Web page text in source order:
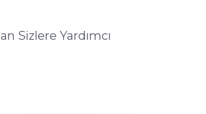
Sizlere Yardımcı